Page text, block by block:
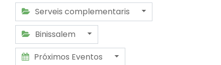
Serveis complementaris
Binissalem
Próximos Eventos